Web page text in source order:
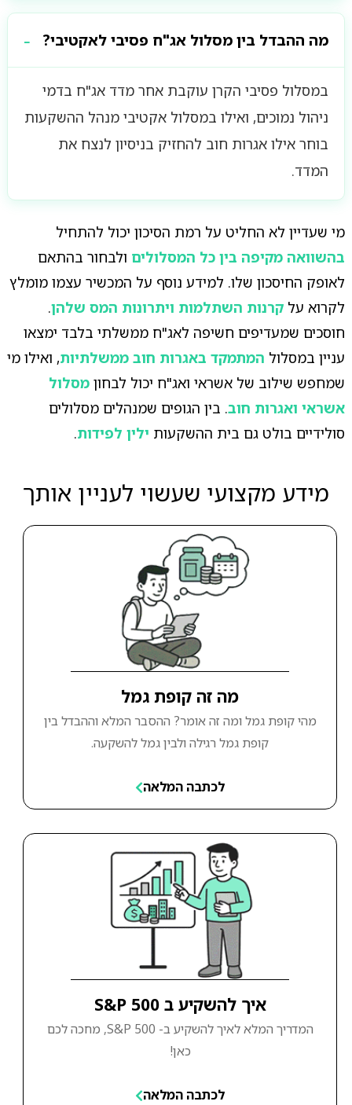
מה ההבדל בין מסלול אג"ח פסיבי לאקטיבי?
במסלול פסיבי הקרן עוקבת אחר מדד אג"ח בדמי
ניהול נמוכים, ואילו במסלול אקטיבי מנהל ההשקעות
בוחר אילו אגרות חוב להחזיק בניסיון לנצח את
המדד.
מי שעדיין לא החליט על רמת הסיכון יכול להתחיל
בהשוואה מקיפה בין כל המסלולים ולבחור בהתאם
לאופק החיסכון שלו. למידע נוסף על המכשיר עצמו מומלץ
לקרוא על קרנות השתלמות ויתרונות המס שלהן.
חוסכים שמעדיפים חשיפה לאג"ח ממשלתי בלבד ימצאו
עניין במסלול המתמקד באגרות חוב ממשלתיות, ואילו מי
שמחפש שילוב של אשראי ואג"ח יכול לבחון מסלול
אשראי ואגרות חוב. בין הגופים שמנהלים מסלולים
סולידיים בולט גם בית ההשקעות ילין לפידות.
מידע מקצועי שעשוי לעניין אותך
מה זה קופת גמל
מהי קופת גמל ומה זה אומר? ההסבר המלא וההבדל בין
קופת גמל רגילה ולבין גמל להשקעה.
לכתבה המלאה
איך להשקיע ב S&P 500
המדריך המלא לאיך להשקיע ב- S&P 500, מחכה לכם
כאן!
לכתבה המלאה